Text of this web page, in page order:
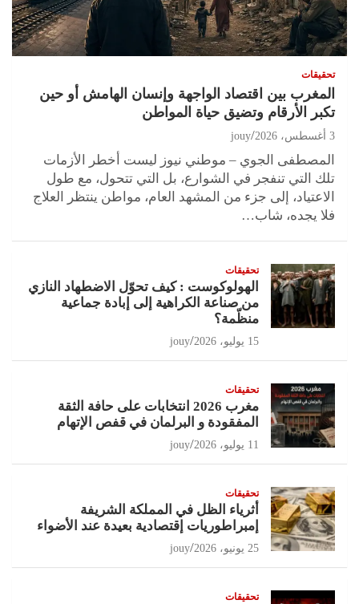
تحقيقات
المغرب بين اقتصاد الواجهة وإنسان الهامش أو حين
تكبر الأرقام وتضيق حياة المواطن
3 أغسطس، 2026 jouy
المصطفى الجوي – موطني نيوز ليست أخطر الأزمات
تلك التي تنفجر في الشوارع، بل التي تتحول، مع طول
الاعتياد، إلى جزء من المشهد العام، مواطن ينتظر العلاج
فلا يجده، شاب…
تحقيقات
الهولوكوست : كيف تحوّل الاضطهاد النازي
من صناعة الكراهية إلى إبادة جماعية
منظّمة؟
15 يوليو، 2026 jouy
تحقيقات
مغرب 2026 انتخابات على حافة الثقة
المفقودة و البرلمان في قفص الإتهام
11 يوليو، 2026 jouy
تحقيقات
أثرياء الظل في المملكة الشريفة
إمبراطوريات إقتصادية بعيدة عند الأضواء
25 يونيو، 2026 jouy
تحقيقات